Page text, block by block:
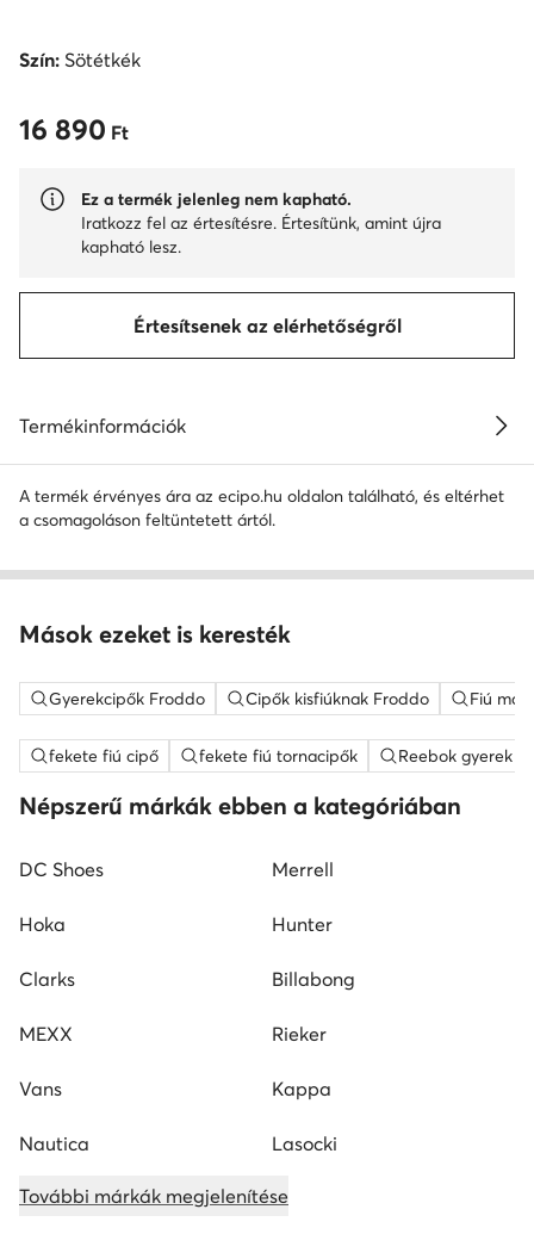
Szín: Sötétkék
16 890 Ft
16 890 Ft
Ez a termék jelenleg nem kapható.
Iratkozz fel az értesítésre. Értesítünk, amint újra
kapható lesz.
Értesítsenek az elérhetőségről
Termékinformációk
A termék érvényes ára az ecipo.hu oldalon található, és eltérhet
a csomagoláson feltüntetett ártól.
Mások ezeket is keresték
Gyerekcipők Froddo Cipők kisfiúknak Froddo Fiú
fekete fiú cipő fekete fiú tornacipők Reebok gyerek
Népszerű márkák ebben a kategóriában
DC Shoes Merrell
Hoka Hunter
Clarks Billabong
MEXX Rieker
Vans Kappa
Nautica Lasocki
További márkák megjelenítése